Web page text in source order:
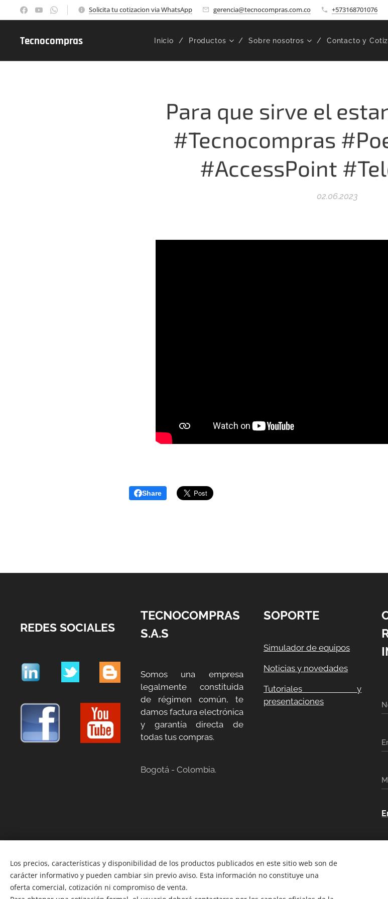
Solicita tu cotizacion via WhatsApp gerencia@tecnocompras.com.co +573168701076
Tecnocompras Inicio Productos Sobre nosotros Contacto y
Para que sirve el
#Tecnocompras
#AccessPoint
02.06.2023
Share
REDES SOCIALES
TECNOCOMPRAS
S.A.S
Somos una empresa
legalmente constituida
de régimen común, te
damos factura electrónica
y garantía directa de
todas tus compras.
Bogotá - Colombia.
SOPORTE
Simulador de equipos
Noticias y novedades
Tutoriales y
presentaciones
Los precios, características y disponibilidad de los productos publicados en este sitio web son de
carácter informativo y pueden cambiar sin previo aviso. Esta información no constituye una
oferta comercial, cotización ni compromiso de venta.